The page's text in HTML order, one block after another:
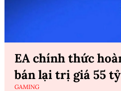
EA chính thức
bán lại trị giá 55
GAMING